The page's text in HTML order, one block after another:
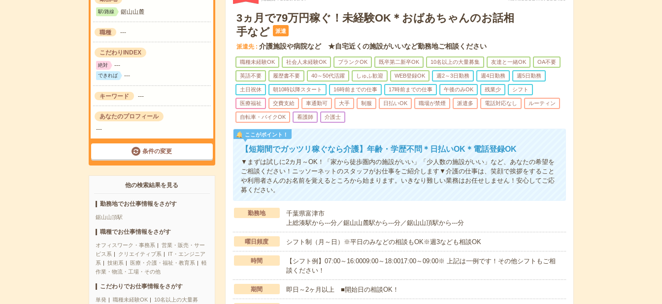
駅/路線 鋸山山麓
職種 ---
こだわりINDEX
絶対 ---
できれば ---
キーワード ---
あなたのプロフィール
---
条件の変更
他の検索結果を見る
勤務地でお仕事情報をさがす
鋸山山頂駅
職種でお仕事情報をさがす
オフィスワーク・事務系
営業・販売・サー
ビス系
クリエイティブ系
IT・エンジニア
系
技術系 医療・介護・福祉・教育系
軽
作業・物流・工場・その他
こだわりでお仕事情報をさがす
単発 職種未経験OK
10名以上の大量募
3ヵ月で79万円稼ぐ！未経験OK＊おばあちゃんのお話相
手など
派遣
派遣先 介護施設や病院など ★自宅近くの施設がいいなど勤務地ご相談ください
職種未経験OK 社会人未経験OK ブランクOK 既卒第二新卒OK 10名以上の大量募集 友達と一緒OK OA不要
英語不要 履歴書不要 40～50代活躍 しゅふ歓迎 WEB登録OK 週2～3日勤務 週4日勤務 週5日勤務
土日祝休 朝10時以降スタート 16時前までの仕事 17時前までの仕事 午後のみOK 残業少 シフト
医療福祉 交費支給 車通勤可 大手 制服 日払いOK 職場が禁煙 派遣多 電話対応なし ルーティン
自転車・バイクOK 看護師 介護士
ここがポイント！
【短期間でガッツリ稼ぐなら介護】年齢・学歴不問＊日払いOK＊電話登録OK
▼まずは試しに2カ月～OK！「家から徒歩圏内の施設がいい」「少人数の施設がいい」など、あなたの希望を
ご相談ください！ニッソーネットのスタッフがお仕事をご紹介します▼介護の仕事は、笑顔で挨拶をすること
や利用者さんのお名前を覚えるところから始まります。いきなり難しい業務はお任せしません！安心してご応
募ください。
勤務地
千葉県富津市
上総湊駅から---分／鋸山山麓駅から---分／鋸山山頂駅から---分
曜日頻度 シフト制（月～日）※平日のみなどの相談もOK※週3なども相談OK
時間
【シフト例】07:00～16:0009:00～18:0017:00～09:00※ 上記は一例です！その他シフトもご相
談ください！
期間 即日～2ヶ月以上 ■開始日の相談OK！